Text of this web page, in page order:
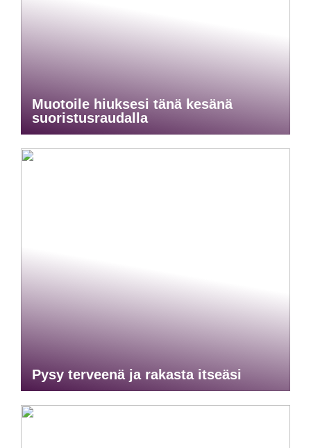
Muotoile hiuksesi tänä kesänä
suoristusraudalla
Pysy terveenä ja rakasta itseäsi